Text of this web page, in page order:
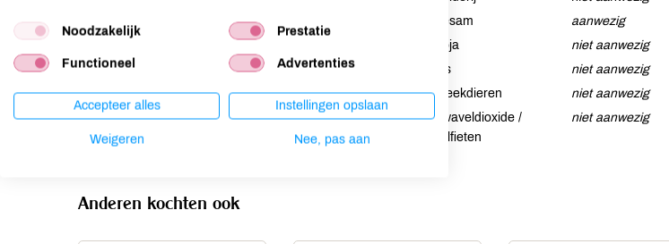
Gluten
niet aanwezig
niet aanwezig
Mosterd
kan bevatten
Noten
kan bevatten
Sesam
aanwezig
Soja
niet aanwezig
Vis
niet aanwezig
Weekdieren
niet aanwezig
Zwaveldioxide /
sulfieten
niet aanwezig
Anderen kochten ook
Noodzakelijk Prestatie
Functioneel Advertenties
Accepteer alles Instellingen opslaan
Weigeren Nee, pas aan